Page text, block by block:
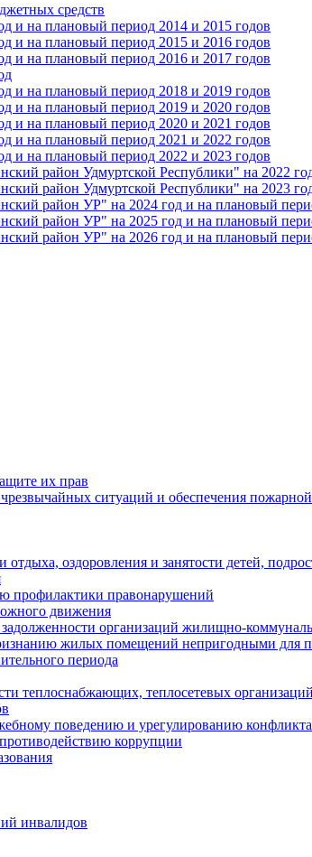
средств
на плановый период 2014 и 2015 годов
на плановый период 2015 и 2016 годов
на плановый период 2016 и 2017 годов
на плановый период 2018 и 2019 годов
на плановый период 2019 и 2020 годов
на плановый период 2020 и 2021 годов
на плановый период 2021 и 2022 годов
на плановый период 2022 и 2023 годов
район Удмуртской Республики" на 2022
район Удмуртской Республики" на 2023
район УР" на 2024 год и на плановый
район УР" на 2025 год и на плановый
район УР" на 2026 год и на плановый
их прав
ситуаций и обеспечения пожарной
оздоровления и занятости детей,
профилактики правонарушений
движения
организаций жилищно-
жилых помещений непригодными для
периода
теплоснабжающих, теплосетевых
поведению и урегулированию
коррупции
инвалидов